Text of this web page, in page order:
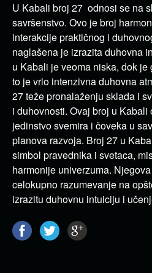
U Kabali broj 27 odnosi se na
savršenstvo. Ovo je broj
interakcije praktičnog i
naglašena je izrazita duhovna
u Kabali je veoma niska, dok
to je vrlo intenzivna duhovna
27 teže pronalaženju sklada i
i duhovnosti. Ovaj broj u
jedinstvo svemira i čoveka u
planova razvoja. Broj 27 u
simbol pravednika i svetaca,
harmonije univerzuma.
celokupno razumevanje na
izrazitu duhovnu intuiciju i